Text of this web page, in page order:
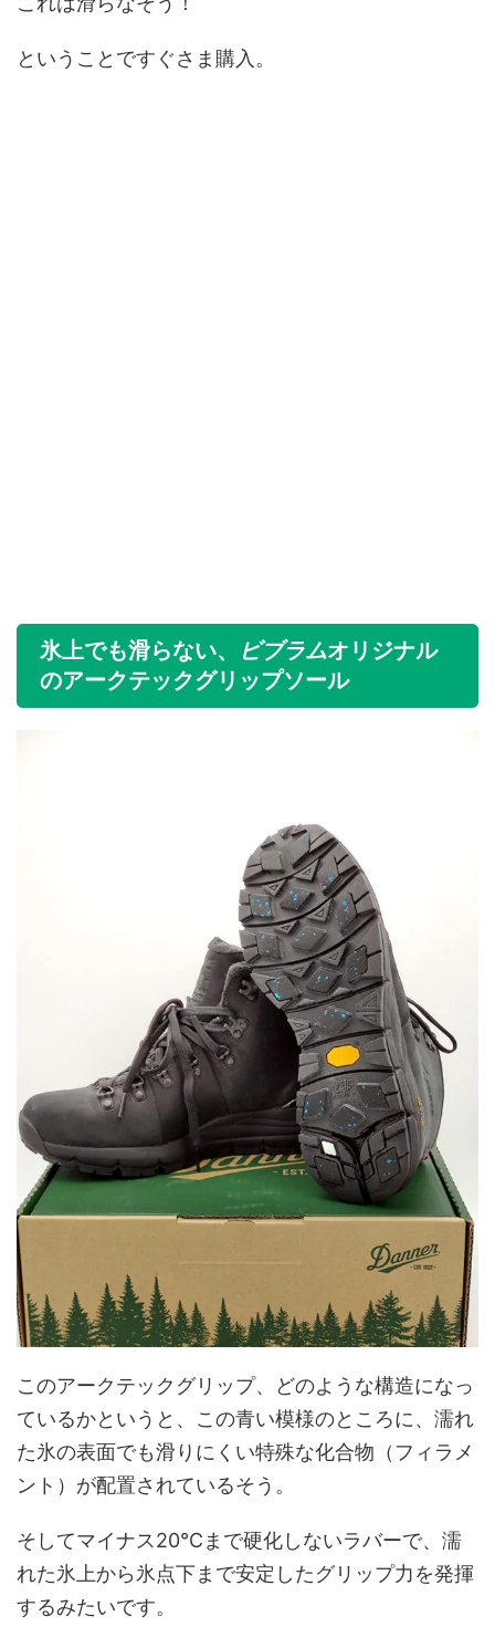
ということですぐさま購入。
氷上でも滑らない、 ビブラムオリジナル
のアークテックグリップソール
このアークテックグリップ、どのような構造になっ
ているかというと、この青い模様のところに、濡れ
た氷の表面でも滑りにくい特殊な化合物（フィラメ
ント）が配置されているそう。
そしてマイナス20℃まで硬化しないラバーで、濡
れた氷上から氷点下まで安定したグリップ力を発揮
するみたいです。